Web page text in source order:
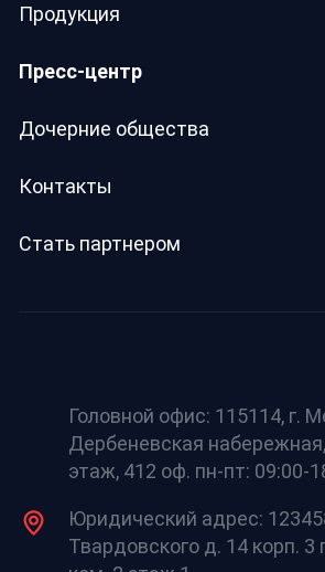
Продукция
Пресс-центр
Дочерние общества
Контакты
Стать партнером
Головной офис: 115114, г.
Дербеневская
этаж, 412 оф. пн-пт: 09:00-
Юридический адрес:
Твардовского д. 14 корп.